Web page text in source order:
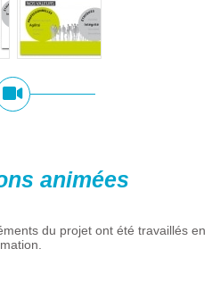
animées
du projet ont été travaillés en